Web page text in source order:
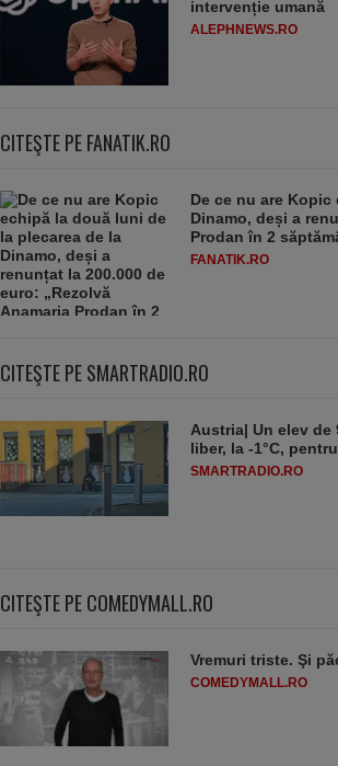
intervenție umană
ALEPHNEWS.RO
CITEŞTE PE FANATIK.RO
De ce nu are
Dinamo, deși a
Prodan în 2
FANATIK.RO
CITEŞTE PE SMARTRADIO.RO
Austria| Un elev
liber, la -1°C,
SMARTRADIO.RO
CITEŞTE PE COMEDYMALL.RO
Vremuri triste. Şi
COMEDYMALL.RO